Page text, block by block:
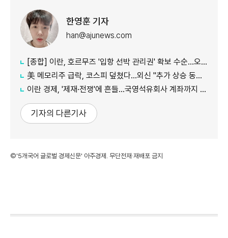
한영훈 기자
han@ajunews.com
[종합] 이란, 호르무즈 '입항 선박 관리권' 확보 수순…오만과 새 항로 합의
美 메모리주 급락, 코스피 덮쳤다…외신 "추가 상승 동력 의문"
이란 경제, '제재·전쟁'에 흔들…국영석유회사 계좌까지 동결
기자의 다른기사
©'5개국어 글로벌 경제신문' 아주경제. 무단전재·재배포 금지